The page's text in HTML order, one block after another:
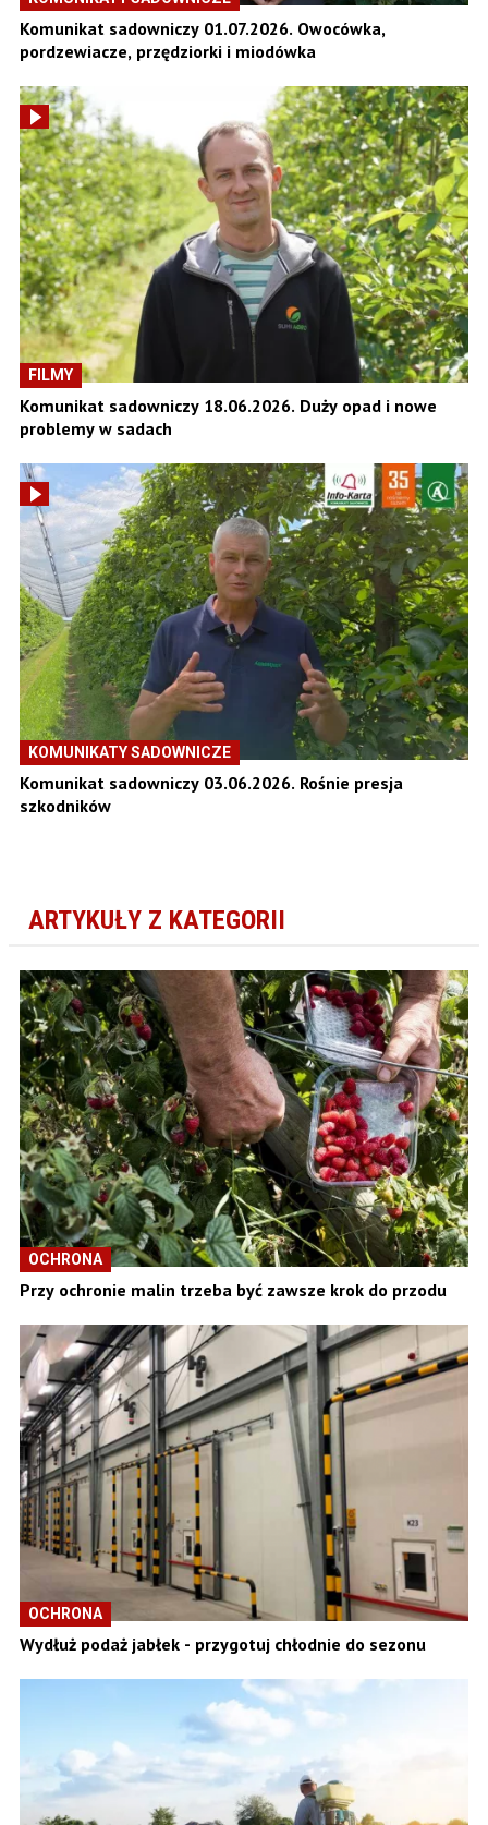
Komunikat sadowniczy 01.07.2026. Owocówka,
pordzewiacze, przędziorki i miodówka
FILMY
Komunikat sadowniczy 18.06.2026. Duży opad i nowe
problemy w sadach
KOMUNIKATY SADOWNICZE
Komunikat sadowniczy 03.06.2026. Rośnie presja
szkodników
ARTYKUŁY Z KATEGORII
OCHRONA
Przy ochronie malin trzeba być zawsze krok do przodu
OCHRONA
Wydłuż podaż jabłek - przygotuj chłodnie do sezonu